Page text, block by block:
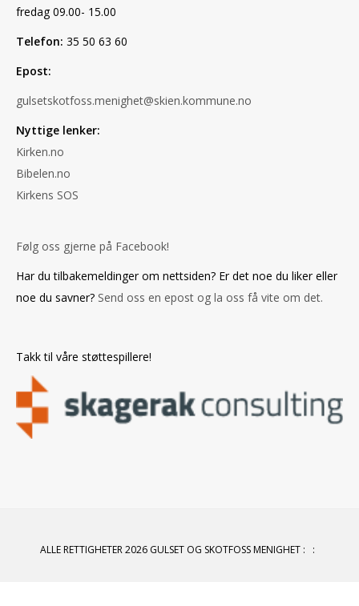
fredag 09.00- 15.00
Telefon: 35 50 63 60
Epost:
gulsetskotfoss.menighet@skien.kommune.no
Nyttige lenker:
Kirken.no
Bibelen.no
Kirkens SOS
Følg oss gjerne på Facebook!
Har du tilbakemeldinger om nettsiden? Er det noe du liker eller
noe du savner? Send oss en epost og la oss få vite om det.
Takk til våre støttespillere!
ALLE RETTIGHETER 2026 GULSET OG SKOTFOSS MENIGHET: :